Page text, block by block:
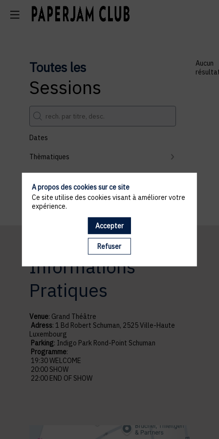
Toutes les
Sessions
Dates
Thèmatiques
Effacer tous les filtres
Aucun
Informations
Pratiques
Venue: Grand Théâtre
Adress: 1 Bd Robert Schuman, 2525 Ville-Haute
Luxembourg
Parking: Indigo Park Rond-Point Schuman
Programme:
19:30 WELCOME
20:00 SHOW
22:00 END OF SHOW
A propos des cookies sur ce site
Ce site utilise des cookies visant à améliorer votre
expérience.
Accepter
Refuser